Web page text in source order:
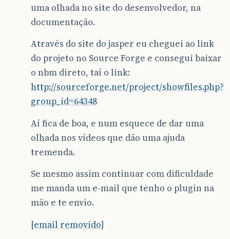
uma olhada no site do desenvolvedor, na
documentação.
Através do site do jasper eu cheguei ao link
do projeto no Source Forge e consegui baixar
o nbm direto, taí o link:
http://sourceforge.net/project/showfiles.php?
group_id=64348
Aí fica de boa, e num esquece de dar uma
olhada nos vídeos que dão uma ajuda
tremenda.
Se mesmo assim continuar com dificuldade
me manda um e-mail que tenho o plugin na
mão e te envio.
[email removido]